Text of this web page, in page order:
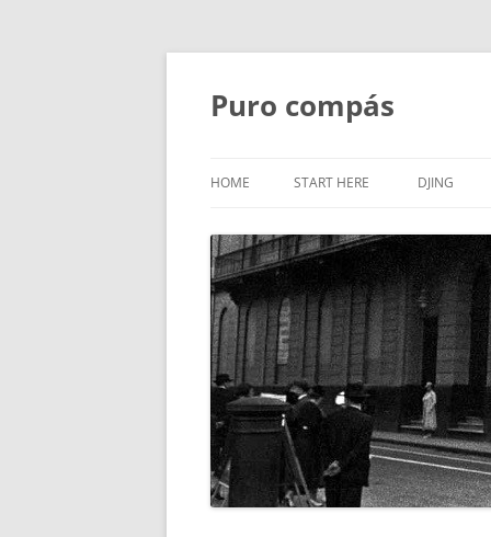
Puro compás
HOME START HERE DJING